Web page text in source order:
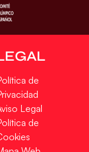
de
Legal
de